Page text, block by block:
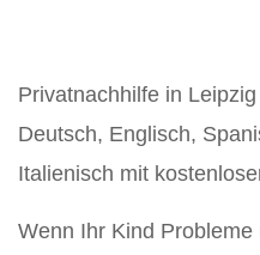
Privatnachhilfe in
Deutsch, Englisch,
Italienisch mit
Wenn Ihr Kind